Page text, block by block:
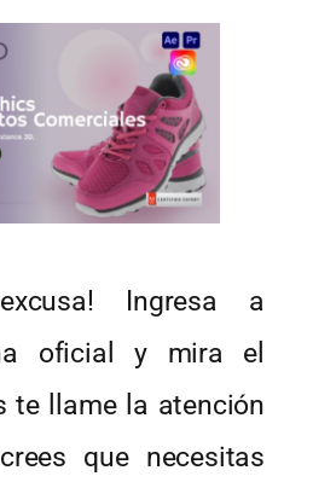
Ingresa a
oficial y mira el
te llame la atención
que necesitas